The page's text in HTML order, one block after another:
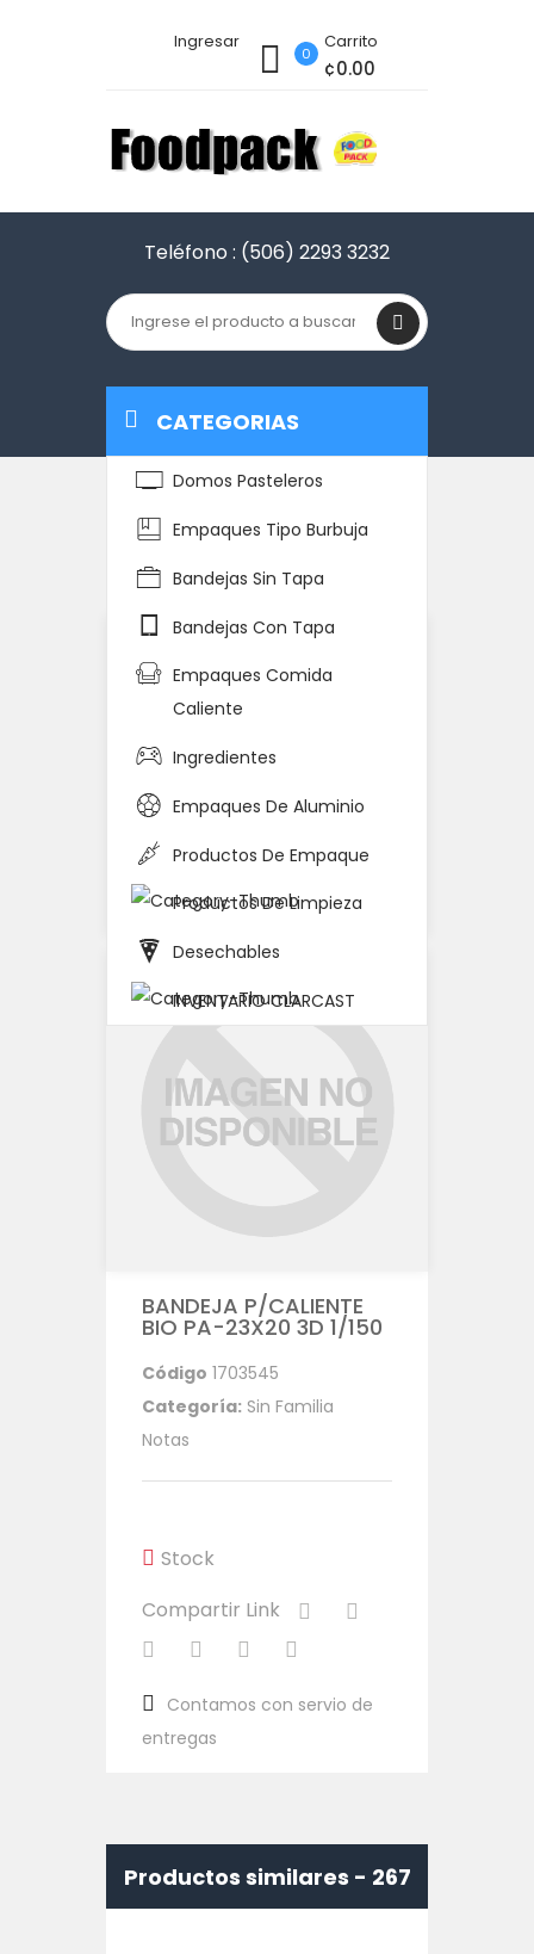
Ingresar Carrito
0
¢0.00
CATEGORIAS
Domos Pasteleros
Empaques Tipo Burbuja
Bandejas Sin Tapa
Bandejas Con Tapa
Empaques Comida
Caliente
Ingredientes
Empaques De Aluminio
Productos De Empaque
Productos De Limpieza
Desechables
INVENTARIO CLARCAST
Teléfono : (506) 2293 3232
Home Detalle del Producto
BANDEJA P/CALIENTE
BIO PA-23X20 3D 1/150
Código 1703545
Categoría: Sin Familia
Notas
Stock
Compartir Link
Contamos con servio de
entregas
Productos similares - 267